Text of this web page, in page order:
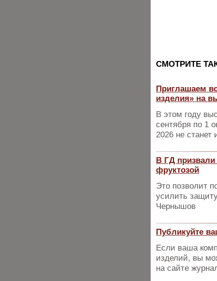
CМОТРИТЕ
Приглашаем
изделия» на
В этом году
сентября по 1
2026 не
В ГД призвали
фруктозой
Это позволит
усилить
Чернышов
Публикуйте
Если ваша
изделий, вы
на сайте